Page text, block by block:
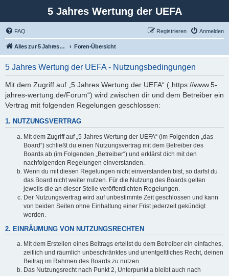
5 Jahres Wertung der UEFA
FAQ Anmelden
Registrieren
Alles zur 5 Jahreswertung / Tabelle der UEFA mit vielen Statistiken. Foren-Übersicht
5 Jahres Wertung der UEFA - Nutzungsbedingungen
Mit dem Zugriff auf „5 Jahres Wertung der UEFA“ („https://www.5-
jahres-wertung.de/Forum“) wird zwischen dir und dem Betreiber ein
Vertrag mit folgenden Regelungen geschlossen:
1. NUTZUNGSVERTRAG
Mit dem Zugriff auf „5 Jahres Wertung der UEFA“ (im Folgenden „das
Board“) schließt du einen Nutzungsvertrag mit dem Betreiber des
Boards ab (im Folgenden „Betreiber“) und erklärst dich mit den
nachfolgenden Regelungen einverstanden.
Wenn du mit diesen Regelungen nicht einverstanden bist, so darfst du
das Board nicht weiter nutzen. Für die Nutzung des Boards gelten
jeweils die an dieser Stelle veröffentlichten Regelungen.
Der Nutzungsvertrag wird auf unbestimmte Zeit geschlossen und kann
von beiden Seiten ohne Einhaltung einer Frist jederzeit gekündigt
werden.
2. EINRÄUMUNG VON NUTZUNGSRECHTEN
Mit dem Erstellen eines Beitrags erteilst du dem Betreiber ein einfaches,
zeitlich und räumlich unbeschränktes und unentgeltliches Recht, deinen
Beitrag im Rahmen des Boards zu nutzen.
Das Nutzungsrecht nach Punkt 2, Unterpunkt a bleibt auch nach